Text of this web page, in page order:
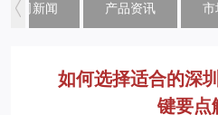
公司新闻 产品资讯 市
如何选择适合的深
键要点